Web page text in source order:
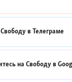
вТелеграме
на Свободу в